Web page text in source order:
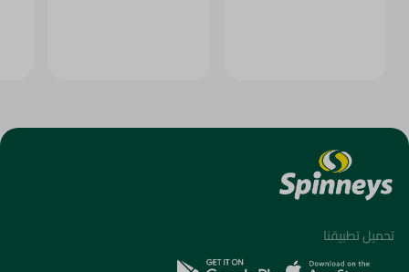
تحميل تطبيقنا